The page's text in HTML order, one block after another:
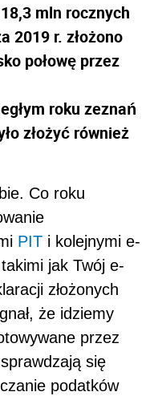
mln rocznych
2019 r. złożono
połowę przez
roku zeznań
złożyć również
Co roku
PIT i kolejnymi e-
jak Twój e-
złożonych
że idziemy
przez
się
podatków